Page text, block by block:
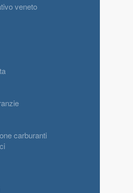
veneto
carburanti